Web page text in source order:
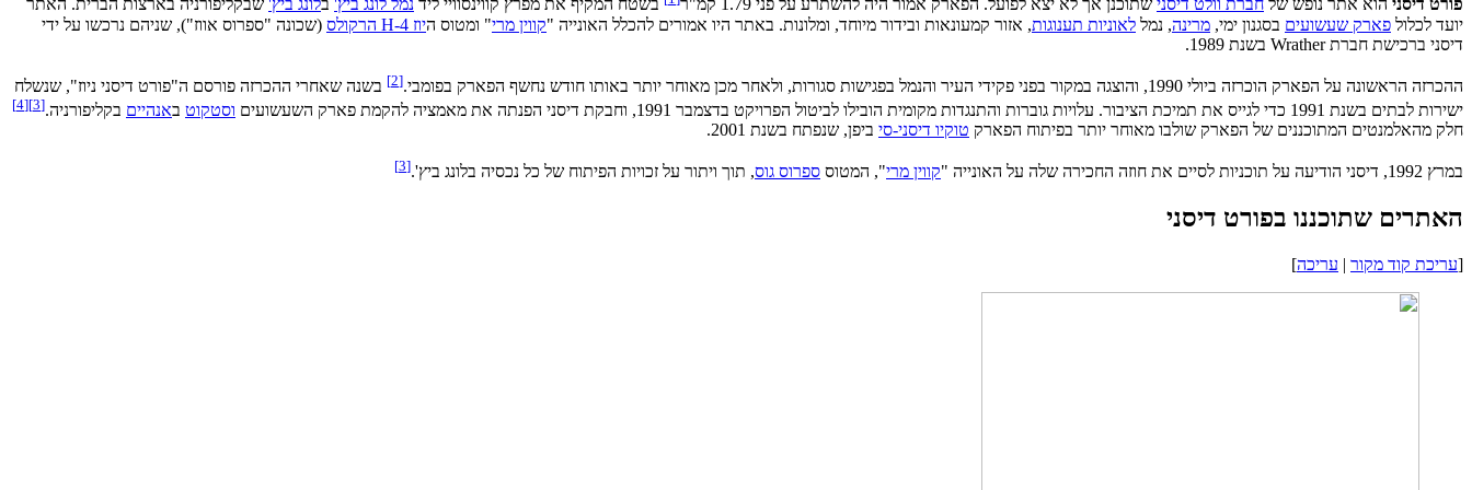
פורט דיסני הוא אתר נופש של חברת וולט דיסני שתוכנן אך לא יצא לפועל. הפארק אמור היה להשתרע על פני 1.79 קמ"ר בשטח המקיף את מפרץ קווינסוויי ליד נמל לונג ביץ' בלונג ביץ' שבקליפורניה בארצות הברית. האתר
יועד לכלול פארק שעשועים בסגנון ימי, מרינה, נמל לאוניות תענוגות, אזור קמעונאות ובידור מיוחד, ומלונות. באתר היו אמורים להכלל האונייה "קווין מרי" ומטוס היוז H-4 הרקולס
(שכונה "ספרוס אווז"), שניהם נרכשו על ידי
דיסני ברכישת חברת Wrather בשנת 1989.
ההכרזה הראשונה על הפארק הוכרזה ביולי 1990, והוצגה במקור בפני פקידי העיר והנמל בפגישות סגורות, ולאחר מכן מאוחר יותר באותו חודש נחשף הפארק בפומבי. [
2
] בשנה שאחרי ההכרזה פורסם ה"פורט דיסני ניוז", שנשלח
ישירות לבתים בשנת 1991 כדי לגייס את תמיכת הציבור. עלויות גוברות והתנגדות מקומית הובילו לביטול הפרויקט בדצמבר 1991, וחבקת דיסני הפנתה את מאמציה להקמת פארק השעשועים
וסטקוט באנהיים בקליפורניה.[
3
]
[
4
]
חלק מהאלמנטים המתוכננים של הפארק שולבו מאוחר יותר בפיתוח הפארק טוקיו דיסני-סי ביפן, שנפתח בשנת 2001.
במרץ 1992, דיסני הודיעה על תוכניות לסיים את חוזה החכירה שלה על האונייה " קווין מרי", המטוס ספרוס גוס, תוך ויתור על זכויות הפיתוח של כל נכסיה בלונג ביץ'.[
3
]
האתרים שתוכננו בפורט דיסני
[עריכת קוד מקור | עריכה]